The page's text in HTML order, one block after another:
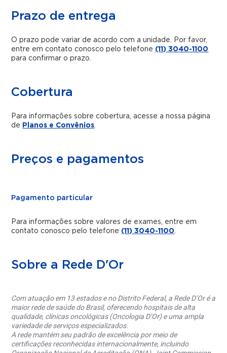
Prazo de entrega
O prazo pode variar de acordo com a unidade. Por favor,
entre em contato conosco pelo telefone (11) 3040-1100
para confirmar o prazo.
Cobertura
Para informações sobre cobertura, acesse a nossa página
de Planos e Convênios.
Preços e pagamentos
Pagamento particular
Para informações sobre valores de exames, entre em
contato conosco pelo telefone (11) 3040-1100.
Sobre a Rede D'Or
Com atuação em 13 estados e no Distrito Federal, a Rede D’Or é a
maior rede de saúde do Brasil, oferecendo hospitais de alta
qualidade, clínicas oncológicas (Oncologia D’Or) e uma ampla
variedade de serviços especializados.
A rede mantém seu padrão de excelência por meio de
certificações reconhecidas internacionalmente, incluindo